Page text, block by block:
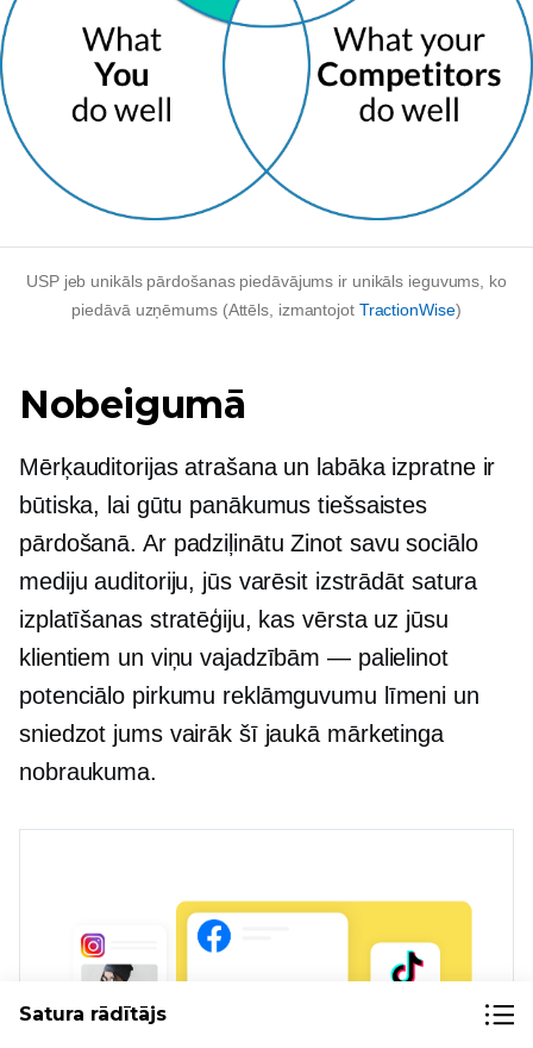
USP jeb unikāls pārdošanas piedāvājums ir unikāls ieguvums, ko
piedāvā uzņēmums (Attēls, izmantojot TractionWise)
Nobeigumā
Mērķauditorijas atrašana un labāka izpratne ir
būtiska, lai gūtu panākumus tiešsaistes
pārdošanā. Ar padziļinātu Zinot savu sociālo
mediju auditoriju, jūs varēsit izstrādāt satura
izplatīšanas stratēģiju, kas vērsta uz jūsu
klientiem un viņu vajadzībām — palielinot
potenciālo pirkumu reklāmguvumu līmeni un
sniedzot jums vairāk šī jaukā mārketinga
nobraukuma.
Satura rādītājs